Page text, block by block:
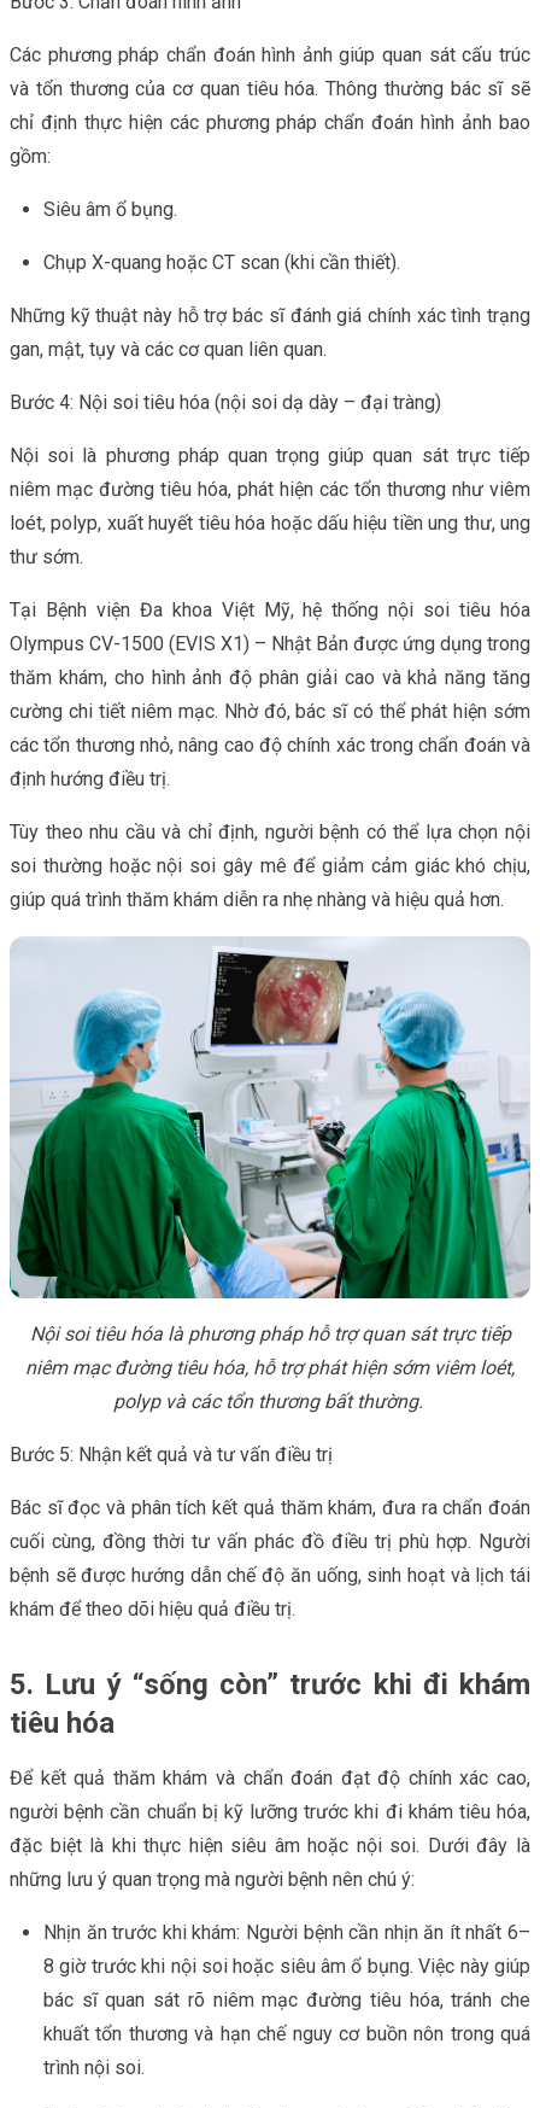
Các phương pháp chẩn đoán hình ảnh giúp quan sát cấu trúc
và tổn thương của cơ quan tiêu hóa. Thông thường bác sĩ sẽ
chỉ định thực hiện các phương pháp chẩn đoán hình ảnh bao
gồm:
Siêu âm ổ bụng.
Chụp X-quang hoặc CT scan (khi cần thiết).
Những kỹ thuật này hỗ trợ bác sĩ đánh giá chính xác tình trạng
gan, mật, tụy và các cơ quan liên quan.
Bước 4: Nội soi tiêu hóa (nội soi dạ dày – đại tràng)
Nội soi là phương pháp quan trọng giúp quan sát trực tiếp
niêm mạc đường tiêu hóa, phát hiện các tổn thương như viêm
loét, polyp, xuất huyết tiêu hóa hoặc dấu hiệu tiền ung thư, ung
thư sớm.
Tại Bệnh viện Đa khoa Việt Mỹ, hệ thống nội soi tiêu hóa
Olympus CV-1500 (EVIS X1) – Nhật Bản được ứng dụng trong
thăm khám, cho hình ảnh độ phân giải cao và khả năng tăng
cường chi tiết niêm mạc. Nhờ đó, bác sĩ có thể phát hiện sớm
các tổn thương nhỏ, nâng cao độ chính xác trong chẩn đoán và
định hướng điều trị.
Tùy theo nhu cầu và chỉ định, người bệnh có thể lựa chọn nội
soi thường hoặc nội soi gây mê để giảm cảm giác khó chịu,
giúp quá trình thăm khám diễn ra nhẹ nhàng và hiệu quả hơn.
Nội soi tiêu hóa là phương pháp hỗ trợ quan sát trực tiếp
niêm mạc đường tiêu hóa, hỗ trợ phát hiện sớm viêm loét,
polyp và các tổn thương bất thường.
Bước 5: Nhận kết quả và tư vấn điều trị
Bác sĩ đọc và phân tích kết quả thăm khám, đưa ra chẩn đoán
cuối cùng, đồng thời tư vấn phác đồ điều trị phù hợp. Người
bệnh sẽ được hướng dẫn chế độ ăn uống, sinh hoạt và lịch tái
khám để theo dõi hiệu quả điều trị.
5. Lưu ý “sống còn” trước khi đi khám
tiêu hóa
Để kết quả thăm khám và chẩn đoán đạt độ chính xác cao,
người bệnh cần chuẩn bị kỹ lưỡng trước khi đi khám tiêu hóa,
đặc biệt là khi thực hiện siêu âm hoặc nội soi. Dưới đây là
những lưu ý quan trọng mà người bệnh nên chú ý:
Nhịn ăn trước khi khám: Người bệnh cần nhịn ăn ít nhất 6–
8 giờ trước khi nội soi hoặc siêu âm ổ bụng. Việc này giúp
bác sĩ quan sát rõ niêm mạc đường tiêu hóa, tránh che
khuất tổn thương và hạn chế nguy cơ buồn nôn trong quá
trình nội soi.